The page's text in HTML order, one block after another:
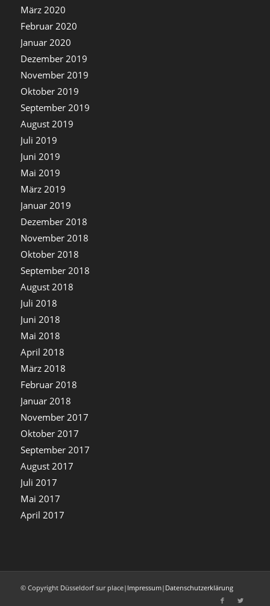
März 2020
Februar 2020
Januar 2020
Dezember 2019
November 2019
Oktober 2019
September 2019
August 2019
Juli 2019
Juni 2019
Mai 2019
März 2019
Januar 2019
Dezember 2018
November 2018
Oktober 2018
September 2018
August 2018
Juli 2018
Juni 2018
Mai 2018
April 2018
März 2018
Februar 2018
Januar 2018
November 2017
Oktober 2017
September 2017
August 2017
Juli 2017
Mai 2017
April 2017
© Copyright Düsseldorf sur place| Impressum| Datenschutzerklärung